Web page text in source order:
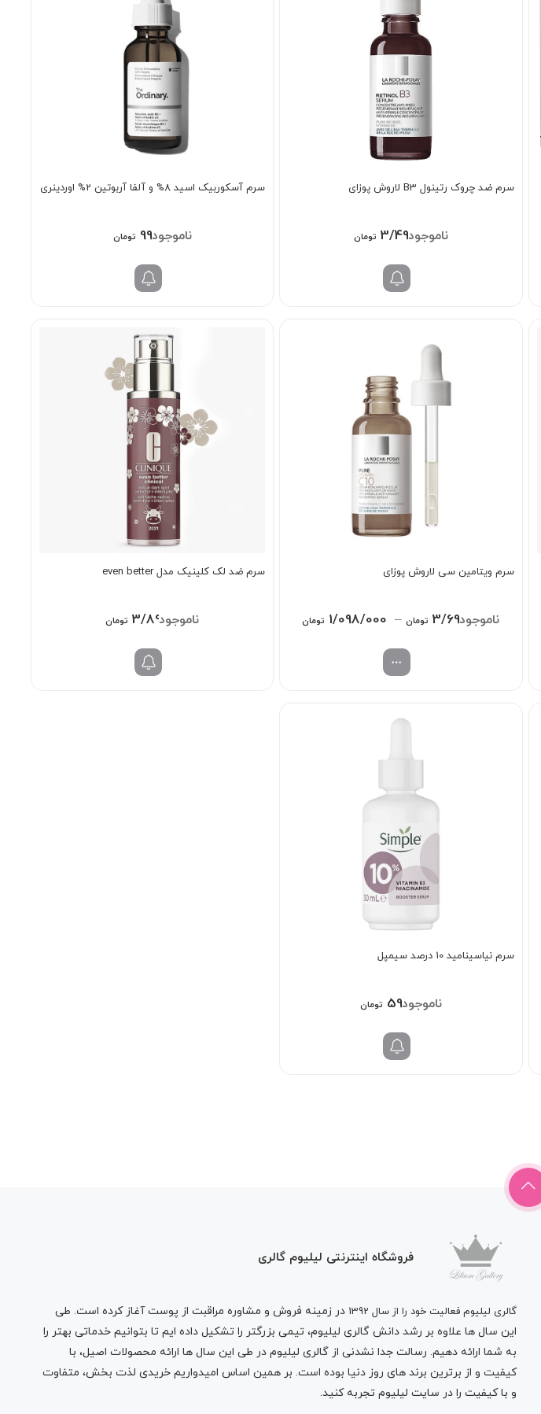
سرم ضد چروک رتینول B3 لاروش پوزای
3/498/000 تومان
سرم آسکوربیک اسید 8% و آلفا آربوتین 2% اوردینری
998/000 تومان
سرم ویتامین سی لاروش پوزای
3/698/000 تومان –
1/098/000 تومانPrice
سرم ضد لک کلینیک مدل even better
3/890/000 تومان
سرم نیاسینامید 10 درصد سیمپل
598/000 تومان
فروشگاه اینترنتی لیلیوم گالری
گالری لیلیوم فعالیت خود را از سال 1392
در زمینه فروش و مشاوره مراقبت از پوست آغاز کرده است. طی
این سال ها علاوه بر رشد دانش گالری لیلیوم، تیمی بزرگتر را تشکیل داده ایم تا بتوانیم خدماتی بهتر را
به شما ارائه دهیم. رسالت جدا نشدنی از گالری لیلیوم در طی این سال ها ارائه محصولات اصیل، با
کیفیت و از برترین برند های روز دنیا بوده است. بر همین اساس امیدواریم خریدی لذت بخش، متفاوت
و با کیفیت را در سایت لیلیوم تجربه کنید.